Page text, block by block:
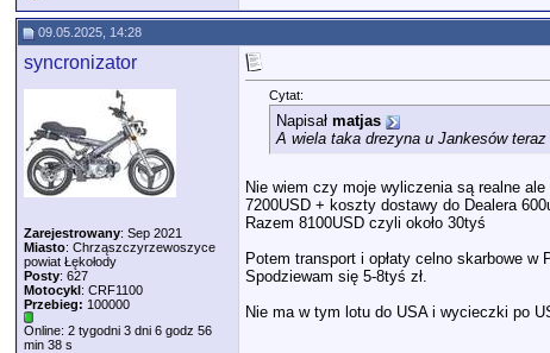
09.05.2025, 14:28
syncronizator
Zarejestrowany: Sep 2021
Miasto: Chrząszczyrzewoszyce
powiat Łękołody
Posty: 627
Motocykl: CRF1100
Przebieg: 100000
Online: 2 tygodni 3 dni 6 godz 56
min 38 s
Cytat:
Napisał matjas
A wiela taka drezyna u Jankesów
Nie wiem czy moje wyliczenia są realne
7200USD + koszty dostawy do Dealera
Razem 8100USD czyli około 30tyś
Potem transport i opłaty celno skarbowe w
Spodziewam się 5-8tyś zł.
Nie ma w tym lotu do USA i wycieczki po